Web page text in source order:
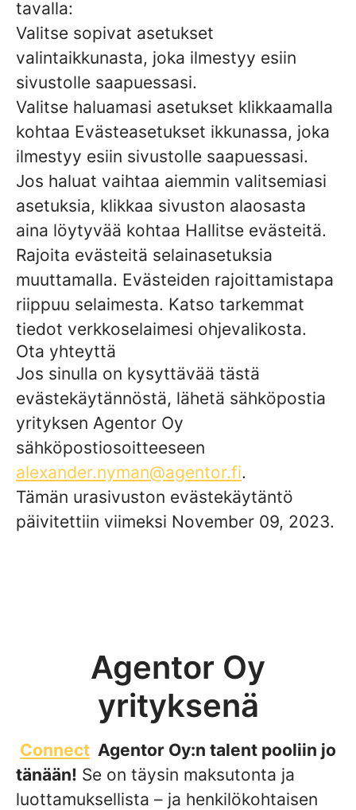
tavalla:
Valitse sopivat asetukset
valintaikkunasta, joka ilmestyy esiin
sivustolle saapuessasi.
Valitse haluamasi asetukset klikkaamalla
kohtaa Evästeasetukset ikkunassa, joka
ilmestyy esiin sivustolle saapuessasi.
Jos haluat vaihtaa aiemmin valitsemiasi
asetuksia, klikkaa sivuston alaosasta
aina löytyvää kohtaa Hallitse evästeitä.
Rajoita evästeitä selainasetuksia
muuttamalla. Evästeiden rajoittamistapa
riippuu selaimesta. Katso tarkemmat
tiedot verkkoselaimesi ohjevalikosta.
Ota yhteyttä
Jos sinulla on kysyttävää tästä
evästekäytännöstä, lähetä sähköpostia
yrityksen Agentor Oy
sähköpostiosoitteeseen
alexander.nyman@agentor.fi.
Tämän urasivuston evästekäytäntö
päivitettiin viimeksi November 09, 2023.
Agentor Oy
yrityksenä
Connect Agentor Oy:n talent pooliin jo
tänään! Se on täysin maksutonta ja
luottamuksellista – ja henkilökohtaisen